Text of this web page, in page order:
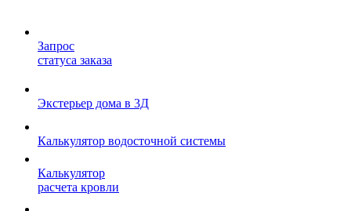
Запрос
статуса заказа
Экстерьер дома в 3Д
Калькулятор водосточной системы
Калькулятор
расчета кровли